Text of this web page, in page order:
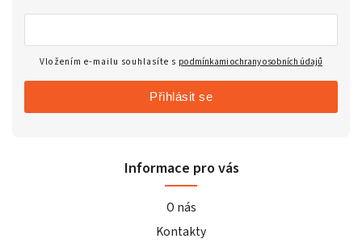
Vložením e-mailu souhlasíte s podmínkami ochrany osobních údajů
Přihlásit se
Informace pro vás
O nás
Kontakty